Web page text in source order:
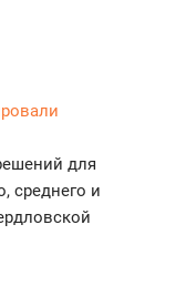
для
среднего и